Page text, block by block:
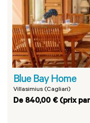
Blue Bay Home
Villasimius (Cagliari)
De 840,00 € (prix